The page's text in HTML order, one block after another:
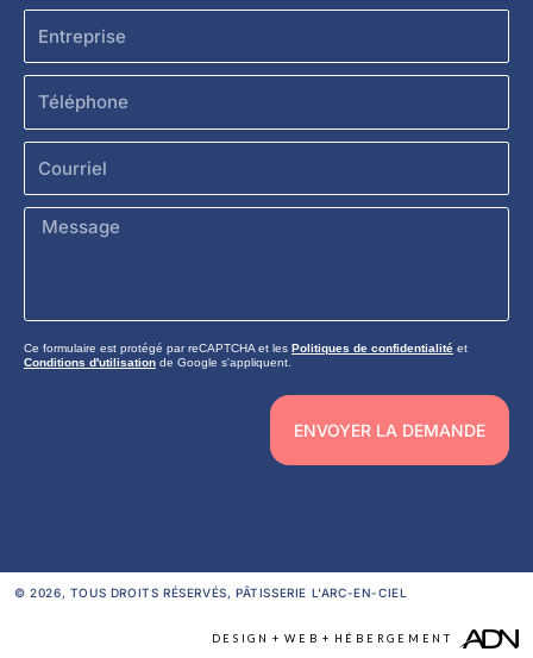
Message
Ce formulaire est protégé par reCAPTCHA et les Politiques de confidentialité et
Conditions d'utilisation de Google s'appliquent.
ENVOYER LA DEMANDE
© 2026, TOUS DROITS RÉSERVÉS,PÂTISSERIE L'ARC-EN-CIEL
DESIGN + WEB + HÉBERGEMENT